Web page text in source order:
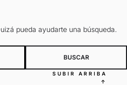
pueda ayudarte una búsqueda.
SUBIR ARRIBA
↑